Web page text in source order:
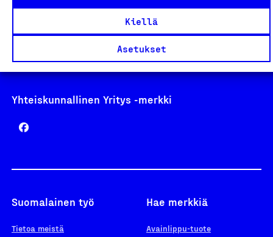
Kiellä
Asetukset
Design From Finland
Yhteiskunnallinen Yritys -merkki
Suomalainen työ
Tietoa meistä
Hae merkkiä
Avainlippu-tuote